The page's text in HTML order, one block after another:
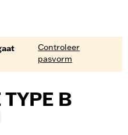
Controleer
pasvorm
B